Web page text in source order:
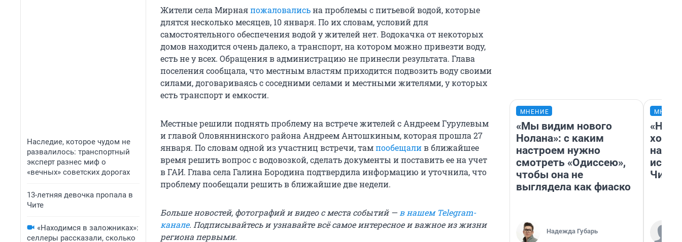
Наследие, которое чудом не
развалилось: транспортный
эксперт разнес миф о
«вечных» советских дорогах
13-летняя девочка пропала в
Чите
«Находимся в заложниках»:
селлеры рассказали, сколько
Жители села Мирнаяпожаловалисьна проблемы с питьевой водой, которые
длятся несколько месяцев, 10 января. По их словам, условий для
самостоятельного обеспечения водой у жителей нет. Водокачка от некоторых
домов находится очень далеко, а транспорт, на котором можно привезти воду,
есть не у всех. Обращения в администрацию не принесли результата. Глава
поселения сообщала, что местным властям приходится подвозить воду своими
силами, договариваясь с соседними селами и местными жителями, у которых
есть транспорт и емкости.
Местные решили поднять проблему на встрече жителей с Андреем Гурулевым
и главой Оловяннинского района Андреем Антошкиным, которая прошла 27
января. По словам одной из участниц встречи, тампообещалив ближайшее
время решить вопрос с водовозкой, сделать документы и поставить ее на учет
в ГАИ. Глава села Галина Бородина подтвердила информацию и уточнила, что
проблему пообещали решить в ближайшие две недели.
Больше новостей, фотографий и видео с места событий — в нашем Telegram-
канале. Подписывайтесь и узнавайте всё самое интересное и важное из жизни
региона первыми.
МНЕНИЕ
«Мы видим нового
Нолана»: с каким
настроем нужно
смотреть «Одиссею»,
чтобы она не
выглядела как фиаско
Надежда Губарь
Читы